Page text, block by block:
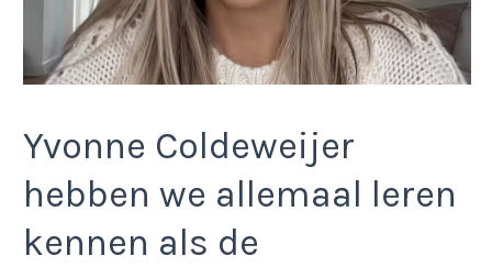
Yvonne Coldeweijer
hebben we allemaal leren
kennen als de